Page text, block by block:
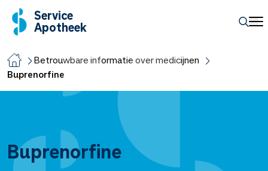
Service
Apotheek
Betrouwbare informatie over medicijnen
Buprenorfine
Buprenorfine